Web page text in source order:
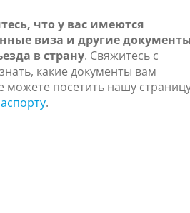
что у вас имеются
виза и другие
в страну. Свяжитесь с
какие документы вам
посетить нашу
.